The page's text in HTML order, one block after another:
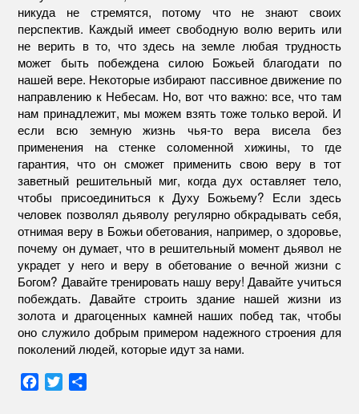
никуда не стремятся, потому что не знают своих
перспектив. Каждый имеет свободную волю верить или
не верить в то, что здесь на земле любая трудность
может быть побеждена силою Божьей благодати по
нашей вере. Некоторые избирают пассивное движение по
направлению к Небесам. Но, вот что важно: все, что там
нам принадлежит, мы можем взять тоже только верой. И
если всю земную жизнь чья-то вера висела без
применения на стенке соломенной хижины, то где
гарантия, что он сможет применить свою веру в тот
заветный решительный миг, когда дух оставляет тело,
чтобы присоединиться к Духу Божьему? Если здесь
человек позволял дьяволу регулярно обкрадывать себя,
отнимая веру в Божьи обетования, например, о здоровье,
почему он думает, что в решительный момент дьявол не
украдет у него и веру в обетование о вечной жизни с
Богом? Давайте тренировать нашу веру! Давайте учиться
побеждать. Давайте строить здание нашей жизни из
золота и драгоценных камней наших побед так, чтобы
оно служило добрым примером надежного строения для
поколений людей, которые идут за нами.